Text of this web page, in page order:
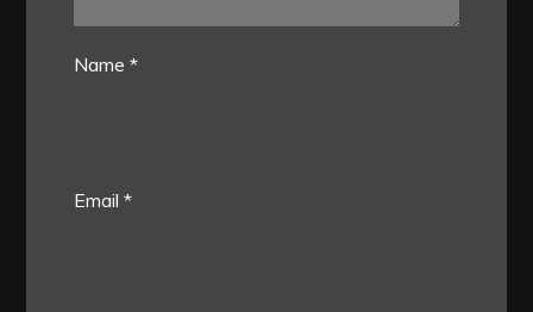
Name*
Email*